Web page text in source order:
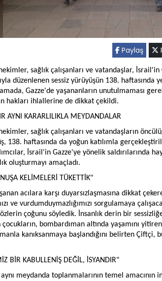
Paylaş
sağlık çalışanları ve vatandaşlar, İsrail'in
düzenlenen sessiz yürüyüşün 138. haftasında
Gazze'de yaşananların unutulmaması
hakları ihlallerine de dikkat çekildi.
AYNI KARARLILIKLA MEYDANDALAR
sağlık çalışanları ve vatandaşların
138. haftasında da yoğun katılımla
İsrail'in Gazze'ye yönelik saldırılarında
oluşturmayı amaçladı.
KELİMELERİ TÜKETTİK"
acılara karşı duyarsızlaşmasına dikkat
ve vurdumduymazlığımızı sorgulamaya
çoğunu söyledik. İnsanlık derin bir
çocukların, bombardıman altında yaşamını
kanıksanmaya başlandığını belirten Çiftçi,
BİR KABULLENİŞ DEĞİL, İSYANDIR"
meydanda toplanmalarının temel amacının